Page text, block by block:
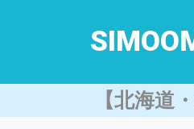
【北海道